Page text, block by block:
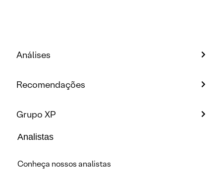
Análises
Recomendações
Grupo XP
Analistas
Conheça nossos analistas